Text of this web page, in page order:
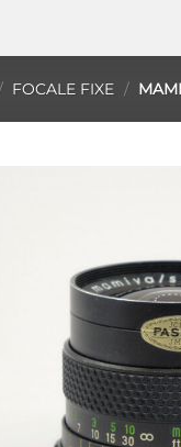
/ FOCALE FIXE /